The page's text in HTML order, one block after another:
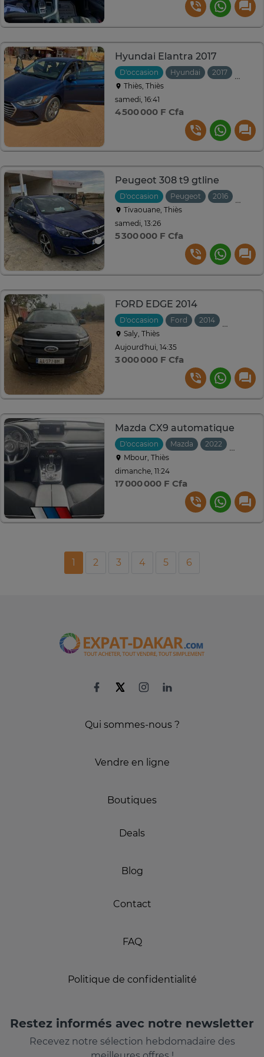
Hyundai Elantra 2017
D'occasion Hyundai 2017
Thiès, Thiès
samedi, 16:41
4 500 000 F Cfa
Peugeot 308 t9 gtline
D'occasion Peugeot 2016
Tivaouane, Thiès
samedi, 13:26
5 300 000 F Cfa
FORD EDGE 2014
D'occasion Ford 2014
Saly, Thiès
Aujourd'hui, 14:35
3 000 000 F Cfa
Mazda CX9 automatique
D'occasion Mazda 2022
Mbour, Thiès
dimanche, 11:24
17 000 000 F Cfa
1 2 3 4 5 6
Qui sommes-nous ?
Vendre en ligne
Boutiques
Deals
Blog
Contact
FAQ
Politique de confidentialité
Restez informés avec notre newsletter
Recevez notre sélection hebdomadaire des